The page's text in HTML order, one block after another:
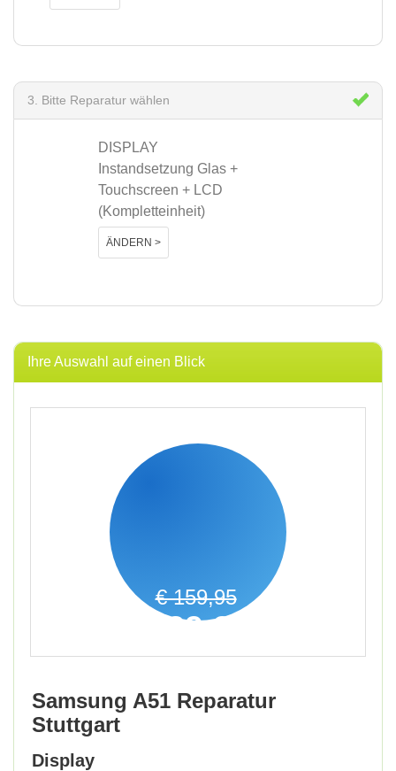
3. Bitte Reparatur wählen
DISPLAY
Instandsetzung Glas +
Touchscreen + LCD
(Kompletteinheit)
ÄNDERN >
Ihre Auswahl auf einen Blick
€ 159,95
129,95
Samsung A51 Reparatur
Stuttgart
Display